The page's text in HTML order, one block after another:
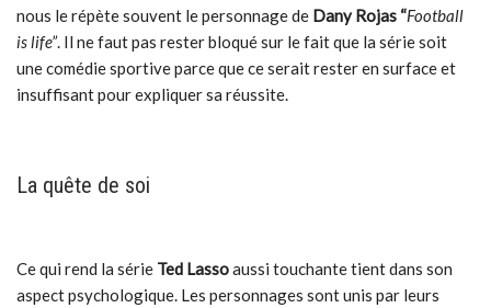
nous le répète souvent le personnage de Dany Rojas “Football
is life”. Il ne faut pas rester bloqué sur le fait que la série soit
une comédie sportive parce que ce serait rester en surface et
insuffisant pour expliquer sa réussite.
La quête de soi
Ce qui rend la série Ted Lassoaussi touchante tient dans son
aspect psychologique. Les personnages sont unis par leurs